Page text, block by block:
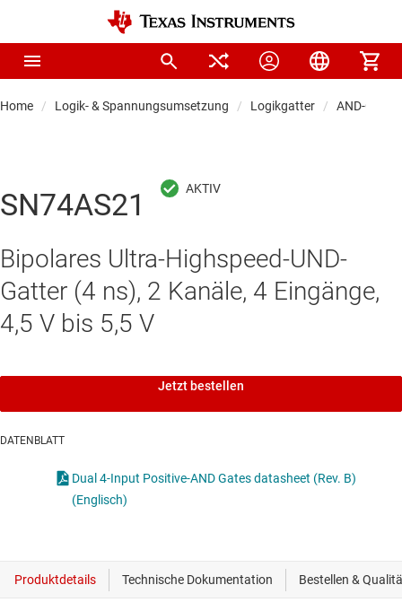
Home Logik- & Spannungsumsetzung Logikgatter AND-Gatter
SN74AS21
Bipolares Ultra-Highspeed-UND-
Gatter (4 ns), 2 Kanäle, 4 Eingänge,
4,5 V bis 5,5 V
Jetzt bestellen
DATENBLATT
Dual 4-Input Positive-AND Gates datasheet (Rev. B)
(Englisch)